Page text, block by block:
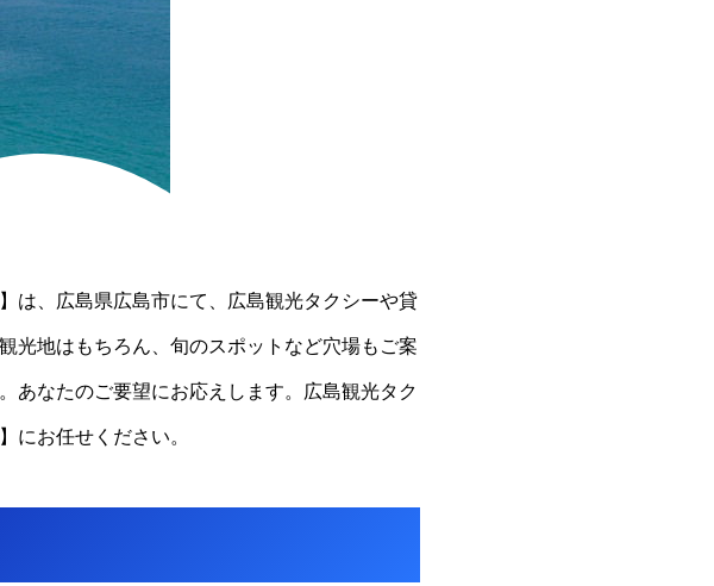
は、広島県広島市にて、広島観光タクシーや貸
光地はもちろん、旬のスポットなど穴場もご案
あなたのご要望にお応えします。広島観光タク
にお任せください。